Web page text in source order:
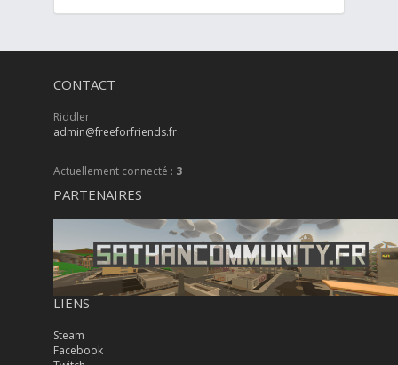
CONTACT
Riddler
admin@freeforfriends.fr
Actuellement connecté : 3
PARTENAIRES
LIENS
Steam
Facebook